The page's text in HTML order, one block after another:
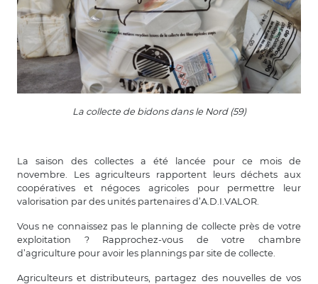
La collecte de bidons dans le Nord (59)
La saison des collectes a été lancée pour ce mois de
novembre. Les agriculteurs rapportent leurs déchets aux
coopératives et négoces agricoles pour permettre leur
valorisation par des unités partenaires d’A.D.I.VALOR.
Vous ne connaissez pas le planning de collecte près de votre
exploitation ? Rapprochez-vous de votre chambre
d’agriculture pour avoir les plannings par site de collecte.
Agriculteurs et distributeurs, partagez des nouvelles de vos